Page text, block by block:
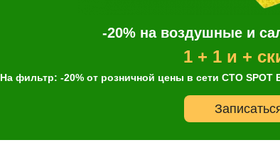
-20% на воздушные и
1 + 1 и +
На фильтр: -20% от розничной цены в сети СТО